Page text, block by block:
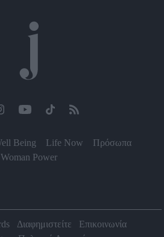
Being Life Now
Πρόσωπα
Woman Power
Διαφημιστείτε
Επικοινωνία